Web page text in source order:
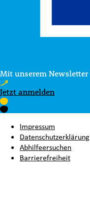
Mit unserem Newsletter
Jetzt anmelden
Impressum
Datenschutzerklärung
Abhilfeersuchen
Barrierefreiheit